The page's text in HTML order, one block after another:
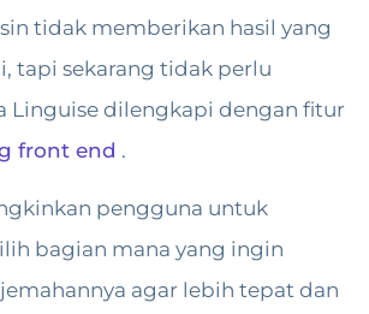
tidak memberikan hasil yang
tapi sekarang tidak perlu
Linguise dilengkapi dengan fitur
front end .
pengguna untuk
bagian mana yang ingin
agar lebih tepat dan